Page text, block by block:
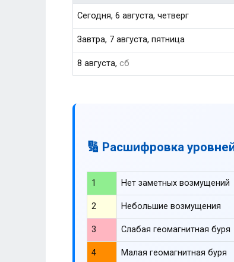
Сегодня, 6 августа, четверг
Завтра, 7 августа, пятница
8 августа, сб
🔢 Расшифровка
1 Нет заметных возмущений
2 Небольшие возмущения
3 Слабая геомагнитная буря
4 Малая геомагнитная буря